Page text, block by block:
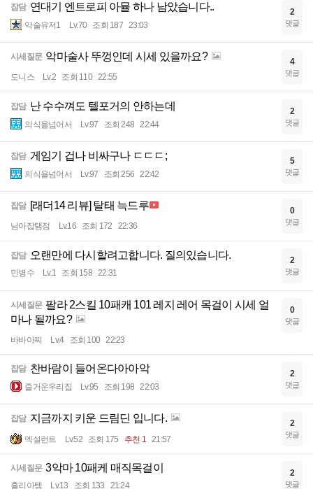
잡담 연대기 엔트로피 아뮬 하나 남았습니다..
악술유저1 Lv.70 조회 187 23:03
2
댓글
시세질문 악마술사 뚜껑인데 시세 있을까요?
도니스 Lv.2 조회 110 22:55
4
댓글
잡담 난 수수껴도 텔포거의 안하는데
의식을넘어서 Lv.97 조회 248 22:44
2
댓글
잡담 게임기 겁나 비싸구나 ㄷㄷㄷ;
의식을넘어서 Lv.97 조회 256 22:42
5
댓글
잡담 [래더14 리뷰] 탈태 늑드루
님아잡탬점 Lv.16 조회 172 22:36
0
댓글
잡담 오랜만에 다시할려고합니다. 질의있습니다.
민병수 Lv.1 조회 158 22:31
2
댓글
시세질문 팔라 2스킬 10패캐 101 레지 레어 목걸이 시세 얼
마나 될까요?
바바아찌 Lv.4 조회 100 22:23
0
댓글
잡담 찬바람이 들어온다아아악
즐거운우리집 Lv.95 조회 198 22:03
2
댓글
잡담 지금까지 키운 드림딘 입니다.
엑설런트 Lv.52 조회 175 추천 1 21:57
2
댓글
시세질문 3악마 10패케 매직목걸이
홀리아템 Lv.13 조회 133 21:24
2
댓글